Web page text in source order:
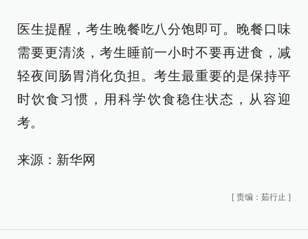
医生提醒，考生晚餐吃八分饱即可。晚餐口味
需要更清淡，考生睡前一小时不要再进食，减
轻夜间肠胃消化负担。考生最重要的是保持平
时饮食习惯，用科学饮食稳住状态，从容迎
考。
来源：新华网
[ 责编：茹行止 ]